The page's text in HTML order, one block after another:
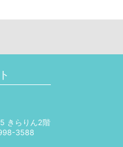
きらりん2階
3588